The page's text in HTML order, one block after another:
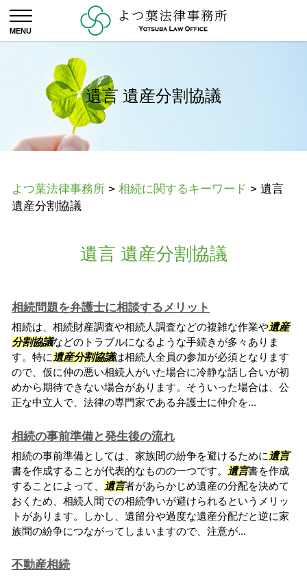
遺言 遺産分割協議
よつ葉法律事務所 > 相続に関するキーワード > 遺言
遺産分割協議
遺言 遺産分割協議
相続問題を弁護士に相談するメリット
相続は、相続財産調査や相続人調査などの複雑な作業や遺産
分割協議などのトラブルになるような手続きが多々ありま
す。特に 遺産分割協議は相続人全員の参加が必須となります
ので、仮に仲の悪い相続人がいた場合に冷静な話し合いが初
めから期待できない場合があります。そういった場合は、公
正な中立人で、法律の専門家である弁護士に仲介を...
相続の事前準備と発生後の流れ
相続の事前準備としては、家族間の紛争を避けるために 遺言
書を作成することが代表的なものの一つです。
遺言書を作成
することによって、
遺言者があらかじめ遺産の分配を決めて
おくため、相続人間での相続争いが避けられるというメリッ
トがあります。しかし、遺留分や過度な遺産分配だと逆に家
族間の紛争につながってしまいますので、注意が...
不動産相続